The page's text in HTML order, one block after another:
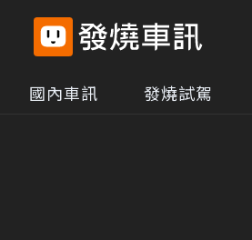
國內車訊 發燒試駕